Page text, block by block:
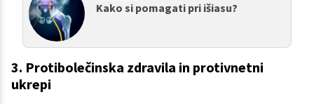
Kako si pomagati pri išiasu?
3. Protibolečinska zdravila in protivnetni
ukrepi